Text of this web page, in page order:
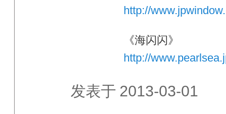
http://
《海闪闪》
http://
发表于 2013-03-01